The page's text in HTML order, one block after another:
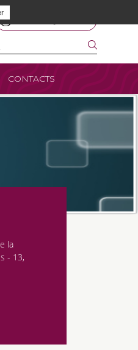
CONTACTS
la
- 13,